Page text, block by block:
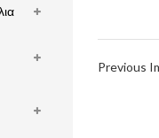
Previous